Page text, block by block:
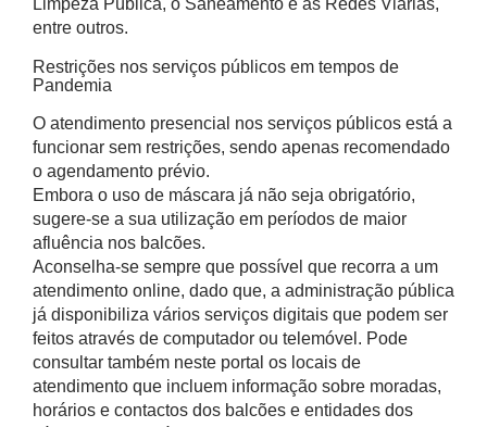
Limpeza Pública, o Saneamento e as Redes Viárias,
entre outros.
Restrições nos serviços públicos em tempos de
Pandemia
O atendimento presencial nos serviços públicos está a
funcionar sem restrições, sendo apenas recomendado
o agendamento prévio.
Embora o uso de máscara já não seja obrigatório,
sugere-se a sua utilização em períodos de maior
afluência nos balcões.
Aconselha-se sempre que possível que recorra a um
atendimento online, dado que, a administração pública
já disponibiliza vários serviços digitais que podem ser
feitos através de computador ou telemóvel. Pode
consultar também neste portal os locais de
atendimento que incluem informação sobre moradas,
horários e contactos dos balcões e entidades dos